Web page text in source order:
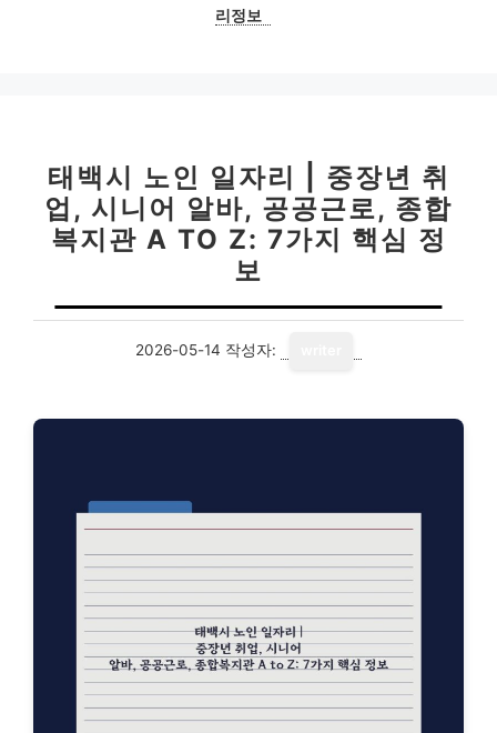
리정보
태백시 노인 일자리 | 중장년 취
업, 시니어 알바, 공공근로, 종합
복지관 A TO Z: 7가지 핵심 정
보
2026-05-14 작성자: